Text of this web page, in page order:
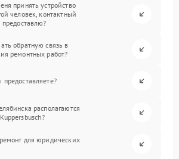
принять устройство
человек, контактный
предоставлю?
обратную связь в
ремонтных работ?
располагаются
для юридических